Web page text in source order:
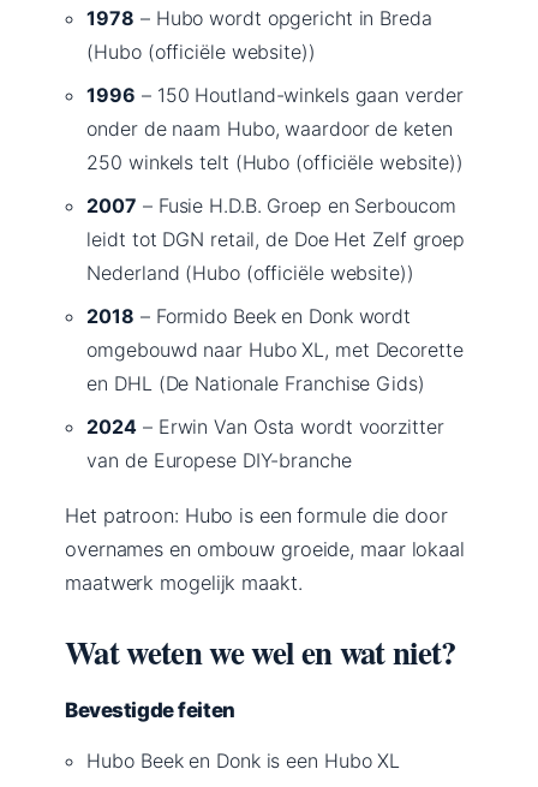
1978 – Hubo wordt opgericht in Breda
(Hubo (officiële website))
1996 – 150 Houtland-winkels gaan verder
onder de naam Hubo, waardoor de keten
250 winkels telt (Hubo (officiële website))
2007 – Fusie H.D.B. Groep en Serboucom
leidt tot DGN retail, de Doe Het Zelf groep
Nederland (Hubo (officiële website))
2018 – Formido Beek en Donk wordt
omgebouwd naar Hubo XL, met Decorette
en DHL (De Nationale Franchise Gids)
2024 – Erwin Van Osta wordt voorzitter
van de Europese DIY-branche
Het patroon: Hubo is een formule die door
overnames en ombouw groeide, maar lokaal
maatwerk mogelijk maakt.
Wat weten we wel en wat niet?
Bevestigde feiten
Hubo Beek en Donk is een Hubo XL